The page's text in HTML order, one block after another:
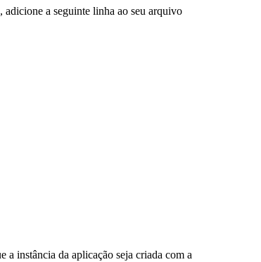
adicione a seguinte linha ao seu arquivo
a instância da aplicação seja criada com a